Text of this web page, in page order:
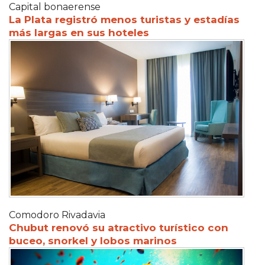
Capital bonaerense
La Plata registró menos turistas y estadías
más largas en sus hoteles
Comodoro Rivadavia
Chubut renovó su atractivo turístico con
buceo, snorkel y lobos marinos